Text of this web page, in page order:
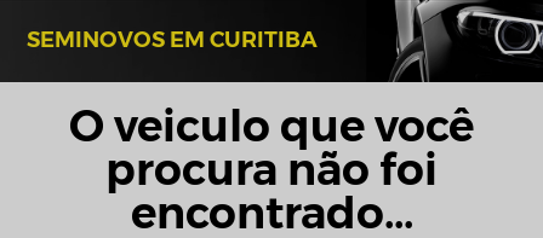
SEMINOVOS EM CURITIBA
O veiculo que você
procura não foi
encontrado...